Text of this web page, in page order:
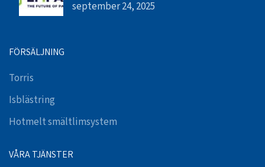
september 24, 2025
FÖRSÄLJNING
Torris
Isblästring
Hotmelt smältlimsystem
VÅRA TJÄNSTER